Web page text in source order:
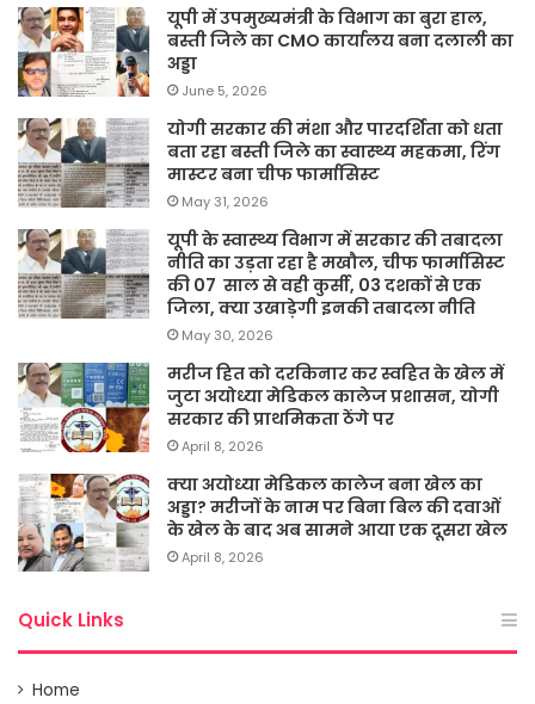
यूपी में उपमुख्यमंत्री के विभाग का बुरा हाल,
बस्ती जिले का CMO कार्यालय बना दलाली का
अड्डा
June 5, 2026
योगी सरकार की मंशा और पारदर्शिता को धता
बता रहा बस्ती जिले का स्वास्थ्य महकमा, रिंग
मास्टर बना चीफ फार्मासिस्ट
May 31, 2026
यूपी के स्वास्थ्य विभाग में सरकार की तबादला
नीति का उड़ता रहा है मखौल, चीफ फार्मासिस्ट
की 07 साल से वही कुर्सी, 03 दशकों से एक
जिला, क्या उखाड़ेगी इनकी तबादला नीति
May 30, 2026
मरीज हित को दरकिनार कर स्वहित के खेल में
जुटा अयोध्या मेडिकल कालेज प्रशासन, योगी
सरकार की प्राथमिकता ठेंगे पर
April 8, 2026
क्या अयोध्या मेडिकल कालेज बना खेल का
अड्डा? मरीजों के नाम पर बिना बिल की दवाओं
के खेल के बाद अब सामने आया एक दूसरा खेल
April 8, 2026
Quick Links
Home